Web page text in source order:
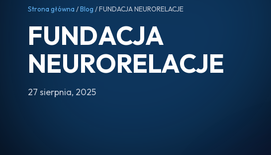
Strona główna /Blog / FUNDACJA NEURORELACJE
FUNDACJA
NEURORELACJE
27 sierpnia, 2025